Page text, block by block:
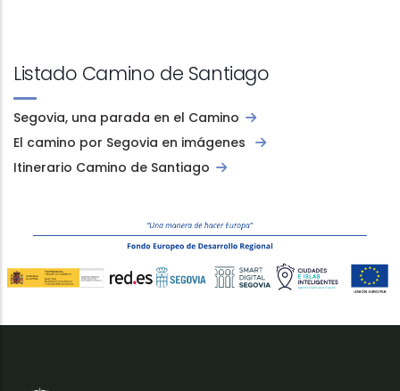
Listado Camino de Santiago
Segovia, una parada en el Camino
El camino por Segovia en imágenes
Itinerario Camino de Santiago